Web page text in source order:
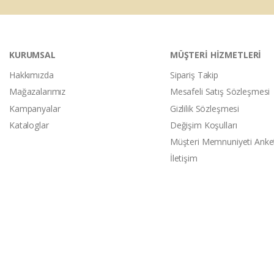
KURUMSAL
Hakkımızda
Mağazalarımız
Kampanyalar
Kataloglar
MÜŞTERİ HİZMETLERİ
Sipariş Takip
Mesafeli Satış Sözleşmesi
Gizlilik Sözleşmesi
Değişim Koşulları
Müşteri Memnuniyeti
İletişim